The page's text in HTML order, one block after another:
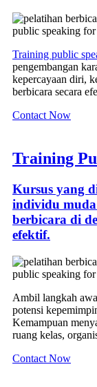
Training public
pengembangan
kepercayaan diri,
berbicara secara
Contact Now
Training
Kursus yang
individu
berbicara di
efektif.
Ambil langkah
potensi
Kemampuan
ruang kelas,
Contact Now